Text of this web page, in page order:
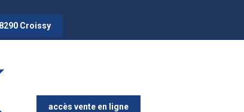
Croissy
accès vente en ligne